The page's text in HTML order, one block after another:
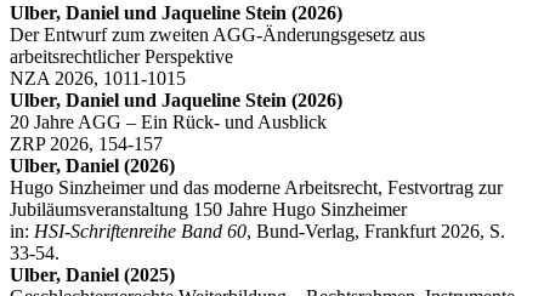
Ulber, Daniel und Jaqueline Stein (2026)
Der Entwurf zum zweiten AGG-Änderungsgesetz aus
arbeitsrechtlicher Perspektive
NZA 2026, 1011-1015
Ulber, Daniel und Jaqueline Stein (2026)
20 Jahre AGG – Ein Rück- und Ausblick
ZRP 2026, 154-157
Ulber, Daniel (2026)
Hugo Sinzheimer und das moderne Arbeitsrecht, Festvortrag zur
Jubiläumsveranstaltung 150 Jahre Hugo Sinzheimer
in: HSI-Schriftenreihe Band 60, Bund-Verlag, Frankfurt 2026, S.
33-54.
Ulber, Daniel (2025)